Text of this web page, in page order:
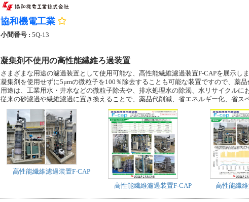
協和機電工業
小間番号 : 5Q-13
凝集剤不使用の高性能繊維ろ過装置
さまざまな用途の濾過装置として使用可能な、高性能繊維濾過装置F-CAPを展示しま
凝集剤を使用せずに5μmの微粒子を100％除去することも可能な装置ですので、薬品
用途は、工業用水・井水などの微粒子除去や、排水処理水の除濁、水リサイクルに
従来の砂濾過や繊維濾過に置き換えることで、薬品代削減、省エネルギー化、省ス
高性能繊維濾過装置F-CAP
高性能繊維濾過装置F-CAP
高性能繊